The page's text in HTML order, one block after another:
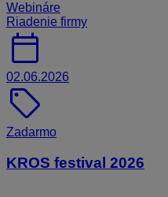
Webináre
Riadenie firmy
calendar_today
02.06.2026
sell
Zadarmo
KROS festival 2026